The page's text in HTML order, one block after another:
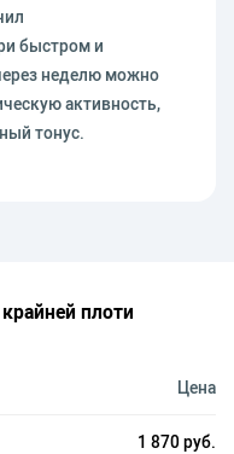
быстром и
неделю можно
активность,
тонус.
плоти
Цена
1 870 руб.